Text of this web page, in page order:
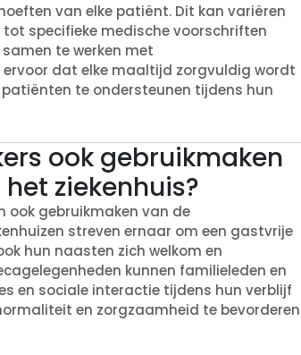
van elke patiënt. Dit kan variëren
specifieke medische voorschriften
te werken met
dat elke maaltijd zorgvuldig wordt
te ondersteunen tijdens hun
ook gebruikmaken
ziekenhuis?
ook gebruikmaken van de
streven ernaar om een gastvrije
hun naasten zich welkom en
kunnen familieleden en
en sociale interactie tijdens hun verblijf
en zorgzaamheid te bevorderen